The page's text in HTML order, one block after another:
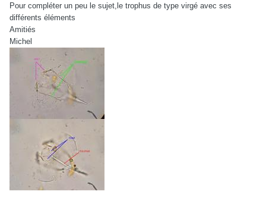
Pour compléter un peu le sujet,le trophus de type virgé avec ses
différents éléments
Amitiés
Michel